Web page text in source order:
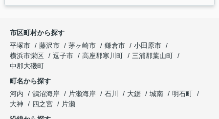
市区町村から探す
平塚市
藤沢市 茅ヶ崎市 鎌倉市
小田原市
横浜市栄区
逗子市 高座郡寒川町
三浦郡葉山町
中郡大磯町
町名から探す
河内
鵠沼海岸 片瀬海岸 石川 大鋸 城南
明石町
大神
四之宮
片瀬